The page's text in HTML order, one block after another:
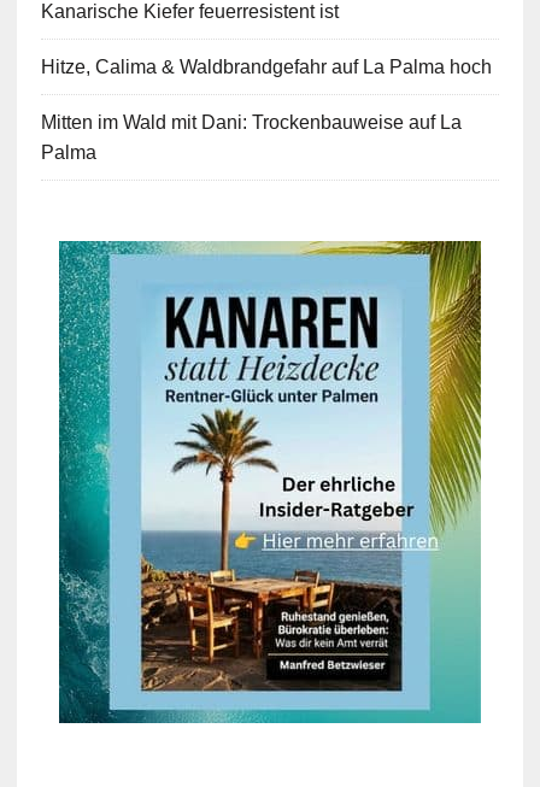
Kanarische Kiefer feuerresistent ist
Hitze, Calima & Waldbrandgefahr auf La Palma hoch
Mitten im Wald mit Dani: Trockenbauweise auf La
Palma